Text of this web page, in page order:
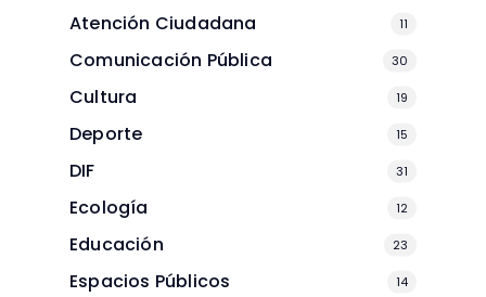
Atención Ciudadana 11
Comunicación Pública 30
Cultura 19
Deporte 15
DIF 31
Ecología 12
Educación 23
Espacios Públicos 14